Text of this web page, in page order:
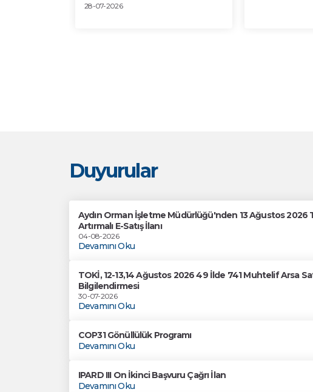
28-07-2026
Duyurular
Aydın Orman İşletme Müdürlüğü'nden 13 Ağustos 2026
Artırmalı E-Satış İlanı
04-08-2026
Devamını Oku
TOKİ, 12-13,14 Ağustos 2026 49 İlde 741 Muhtelif Arsa
Bilgilendirmesi
30-07-2026
Devamını Oku
COP31 Gönüllülük Programı
Devamını Oku
IPARD III On İkinci Başvuru Çağrı İlan
Devamını Oku